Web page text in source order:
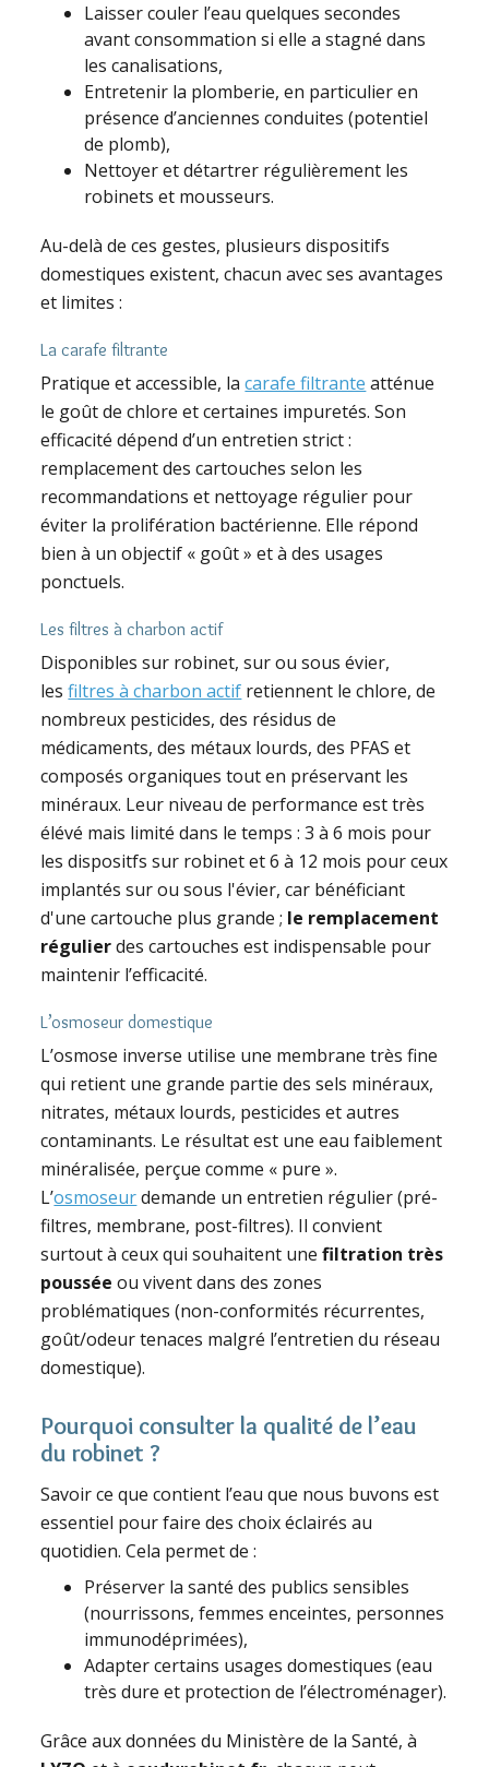
Laisser couler l’eau quelques secondes
avant consommation si elle a stagné dans
les canalisations,
Entretenir la plomberie, en particulier en
présence d’anciennes conduites (potentiel
de plomb),
Nettoyer et détartrer régulièrement les
robinets et mousseurs.
Au-delà de ces gestes, plusieurs dispositifs
domestiques existent, chacun avec ses avantages
et limites :
La carafe filtrante
Pratique et accessible, lacarafe filtrante atténue
le goût de chlore et certaines impuretés. Son
efficacité dépend d’un entretien strict :
remplacement des cartouches selon les
recommandations et nettoyage régulier pour
éviter la prolifération bactérienne. Elle répond
bien à un objectif « goût » et à des usages
ponctuels.
Les filtres à charbon actif
Disponibles sur robinet, sur ou sous évier,
lesfiltres à charbon actif retiennent le chlore, de
nombreux pesticides, des résidus de
médicaments, des métaux lourds, des PFAS et
composés organiques tout en préservant les
minéraux. Leur niveau de performance est très
élévé mais limité dans le temps : 3 à 6 mois pour
les dispositfs sur robinet et 6 à 12 mois pour ceux
implantés sur ou sous l'évier, car bénéficiant
d'une cartouche plus grande ; le remplacement
régulierdes cartouches est indispensable pour
maintenir l’efficacité.
L’osmoseur domestique
L’osmose inverse utilise une membrane très fine
qui retient une grande partie des sels minéraux,
nitrates, métaux lourds, pesticides et autres
contaminants. Le résultat est une eau faiblement
minéralisée, perçue comme « pure ».
L’osmoseurdemande un entretien régulier (pré-
filtres, membrane, post-filtres). Il convient
surtout à ceux qui souhaitent unefiltration très
poussée ou vivent dans des zones
problématiques (non-conformités récurrentes,
goût/odeur tenaces malgré l’entretien du réseau
domestique).
Pourquoi consulter la qualité de l’eau
du robinet ?
Savoir ce que contient l’eau que nous buvons est
essentiel pour faire des choix éclairés au
quotidien. Cela permet de :
Préserver la santé des publics sensibles
(nourrissons, femmes enceintes, personnes
immunodéprimées),
Adapter certains usages domestiques (eau
très dure et protection de l’électroménager).
Grâce aux données du Ministère de la Santé, à